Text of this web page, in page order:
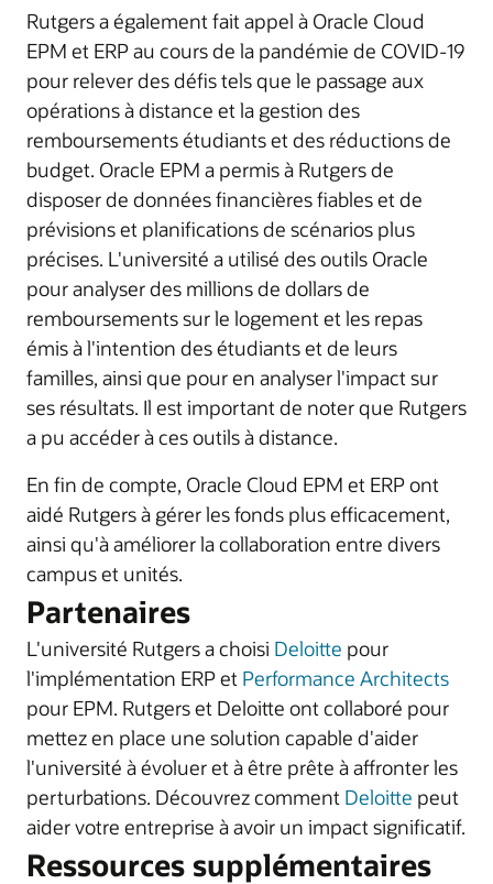
Rutgers a également fait appel à Oracle Cloud
EPM et ERP au cours de la pandémie de COVID-19
pour relever des défis tels que le passage aux
opérations à distance et la gestion des
remboursements étudiants et des réductions de
budget. Oracle EPM a permis à Rutgers de
disposer de données financières fiables et de
prévisions et planifications de scénarios plus
précises. L'université a utilisé des outils Oracle
pour analyser des millions de dollars de
remboursements sur le logement et les repas
émis à l'intention des étudiants et de leurs
familles, ainsi que pour en analyser l'impact sur
ses résultats. Il est important de noter que Rutgers
a pu accéder à ces outils à distance.
En fin de compte, Oracle Cloud EPM et ERP ont
aidé Rutgers à gérer les fonds plus efficacement,
ainsi qu'à améliorer la collaboration entre divers
campus et unités.
Partenaires
L'université Rutgers a choisi Deloitte pour
l'implémentation ERP et Performance Architects
pour EPM. Rutgers et Deloitte ont collaboré pour
mettez en place une solution capable d'aider
l'université à évoluer et à être prête à affronter les
perturbations. Découvrez comment Deloitte peut
aider votre entreprise à avoir un impact significatif.
Ressources supplémentaires